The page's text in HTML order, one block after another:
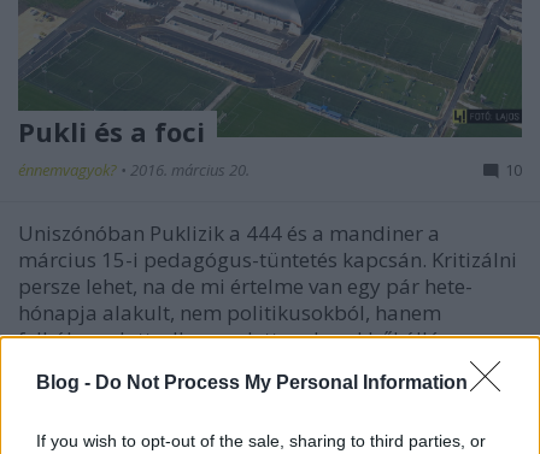
Blog - Do Not Process My Personal Information
If you wish to opt-out of the sale, sharing to third parties, or
Pukli és a foci
énnemvagyok? • 2016. március 20. 10
Uniszónóban Puklizik a 444 és a mandiner a
március 15-i pedagógus-tüntetés kapcsán. Kritizálni
persze lehet, na de mi értelme van egy pár hete-
hónapja alakult, nem politikusokból, hanem
felháborodott, elkeseredett emberekből álló
mozgalmon álságosan számon kérni, hogy miért
nincs távlati politikai…